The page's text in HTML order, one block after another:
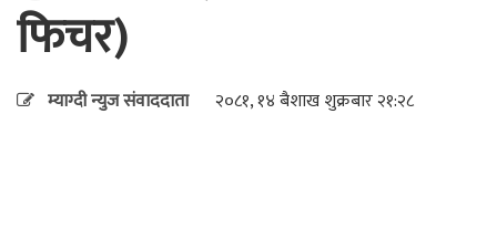
फिचर)
म्याग्दी न्युज संवाददाता २०८१, १४ बैशाख शुक्रबार २१:२८